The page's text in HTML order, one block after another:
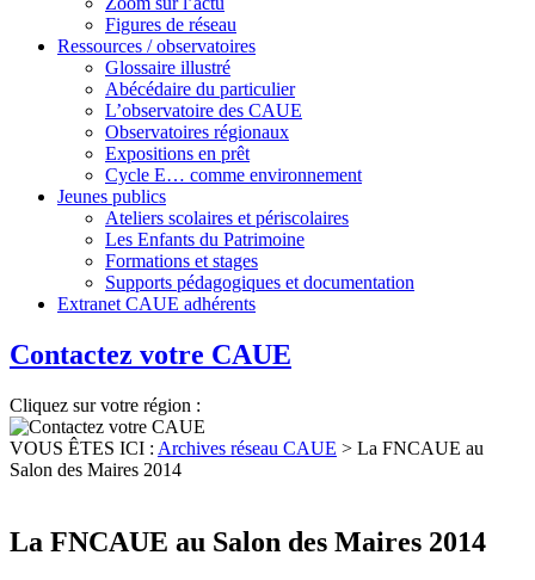
Figures de réseau
Ressources / observatoires
Glossaire illustré
Abécédaire du particulier
L’observatoire des CAUE
Observatoires régionaux
Expositions en prêt
Cycle E… comme environnement
Jeunes publics
Ateliers scolaires et périscolaires
Les Enfants du Patrimoine
Formations et stages
Supports pédagogiques et documentation
Extranet CAUE adhérents
Contactez votre CAUE
Cliquez sur votre région :
VOUS ÊTES ICI : Archives réseau CAUE > La FNCAUE au
Salon des Maires 2014
La FNCAUE au Salon des Maires 2014